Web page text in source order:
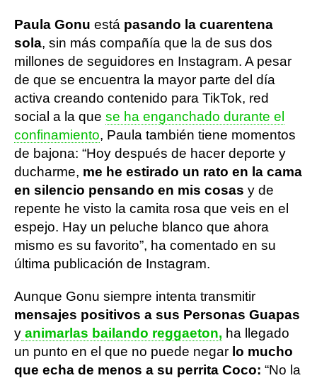
Paula Gonu está pasando la cuarentena
sola, sin más compañía que la de sus dos
millones de seguidores en Instagram. A pesar
de que se encuentra la mayor parte del día
activa creando contenido para TikTok, red
social a la que se ha enganchado durante el
confinamiento, Paula también tiene momentos
de bajona: “Hoy después de hacer deporte y
ducharme, me he estirado un rato en la cama
en silencio pensando en mis cosas y de
repente he visto la camita rosa que veis en el
espejo. Hay un peluche blanco que ahora
mismo es su favorito”, ha comentado en su
última publicación de Instagram.
Aunque Gonu siempre intenta transmitir
mensajes positivos a sus Personas Guapas
y animarlas bailando reggaeton, ha llegado
un punto en el que no puede negar lo mucho
que echa de menos a su perrita Coco: “No la